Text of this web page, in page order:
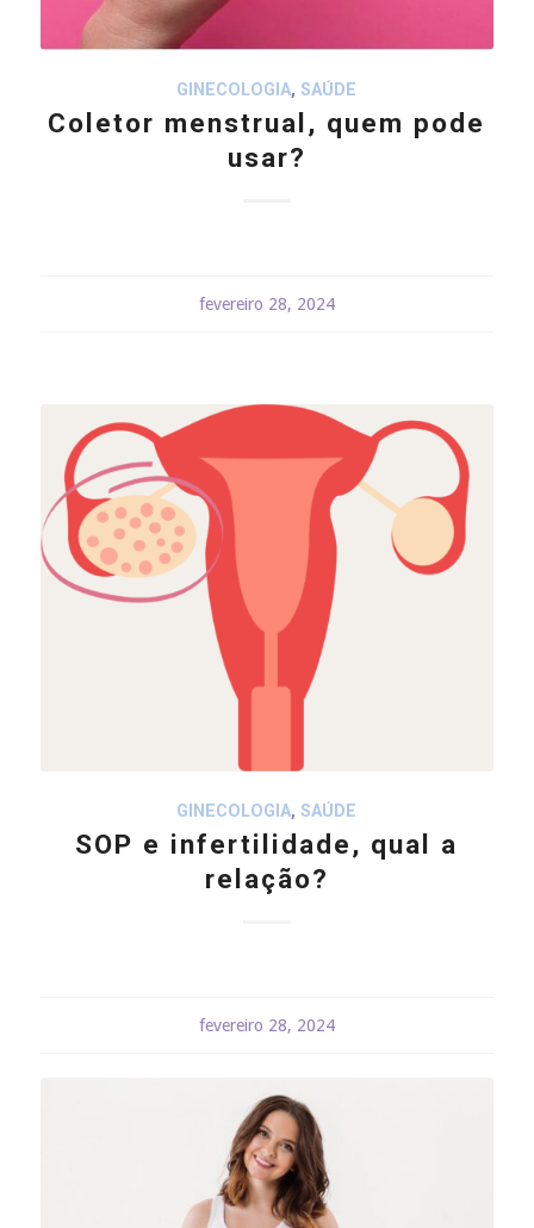
GINECOLOGIA,SAÚDE
Coletor menstrual, quem pode
usar?
fevereiro 28, 2024
GINECOLOGIA,SAÚDE
SOP e infertilidade, qual a
relação?
fevereiro 28, 2024